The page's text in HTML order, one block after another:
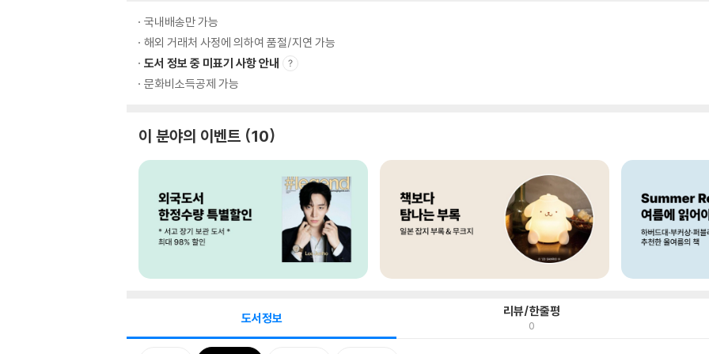
국내배송만 가능
해외 거래처 사정에 의하여 품절/지연 가능
도서 정보 중 미표기 사항 안내
문화비소득공제 가능
이 분야의 이벤트 10
도서정보 리뷰/한줄평
0